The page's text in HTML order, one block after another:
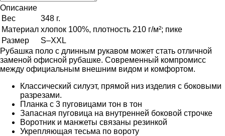
Описание
Вес
348 г.
Материал хлопок 100%, плотность 210 г/м²; пике
Размер
S–XXL
Рубашка поло с длинным рукавом может стать отличной
заменой офисной рубашке. Современный компромисс
между официальным внешним видом и комфортом.
Классический силуэт, прямой низ изделия с боковыми
разрезами.
Планка с 3 пуговицами тон в тон
Запасная пуговица на внутренней боковой строчке
Воротник и манжеты связаны резинкой
Укрепляющая тесьма по вороту